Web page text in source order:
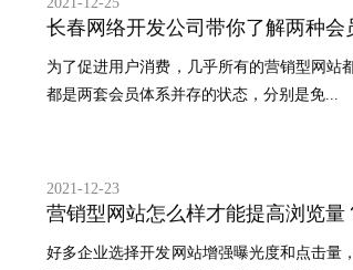
长春网络开发公司带你了解两种会
为了促进用户消费，几乎所有的营销型网站
都是两套会员体系并存的状态，分别是免...
2021-12-23
营销型网站怎么样才能提高浏览量
好多企业选择开发网站增强曝光度和点击量